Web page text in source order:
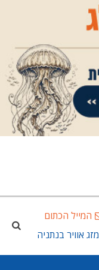
המייל הכתום
מזג אוויר בנתניה